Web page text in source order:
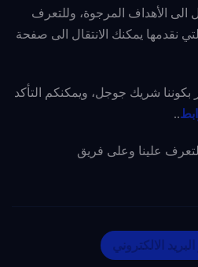
الأهداف المرجوة، وللتعرف
نقدمها يمكنك الانتقال الى صفحة
شريك جوجل، ويمكنكم التأكد
..
علينا وعلى فريق
الالكتروني